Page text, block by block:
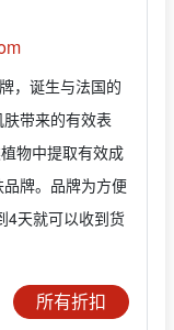
，诞生与法国的
带来的有效表
物中提取有效成
牌。品牌为方便
4天就可以收到货
所有折扣